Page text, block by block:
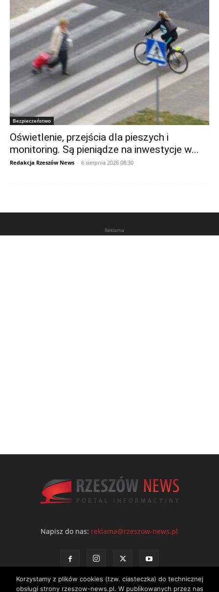
Bezpieczeństwo
Oświetlenie, przejścia dla pieszych i
monitoring. Są pieniądze na inwestycje w...
Redakcja Rzeszów News - 6 sierpnia 2026 08:30
Reklama
Napisz do nas: reklama@rzeszow-news.pl
Korzystamy z plików cookies (tzw. ciasteczka) do technicznej
obsługi strony rzeszow-news.pl. W publikowanych przez nas